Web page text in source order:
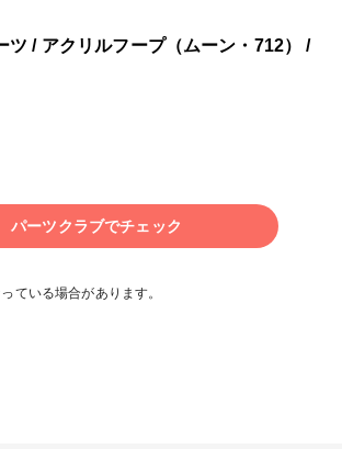
ツ / アクリルフープ（ムーン・712） /
パーツクラブでチェック
ている場合があります。